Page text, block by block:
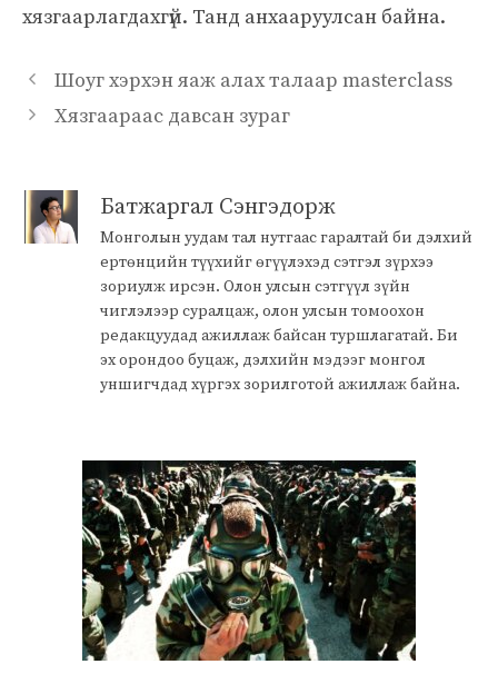
хязгаарлагдахгүй. Танд анхааруулсан байна.
Шоуг хэрхэн яаж алах талаар masterclass
Хязгаараас давсан зураг
Батжаргал Сэнгэдорж
Монголын уудам тал нутгаас гаралтай би дэлхий
ертөнцийн түүхийг өгүүлэхэд сэтгэл зүрхээ
зориулж ирсэн. Олон улсын сэтгүүл зүйн
чиглэлээр суралцаж, олон улсын томоохон
редакцуудад ажиллаж байсан туршлагатай. Би
эх орондоо буцаж, дэлхийн мэдээг монгол
уншигчдад хүргэх зорилготой ажиллаж байна.